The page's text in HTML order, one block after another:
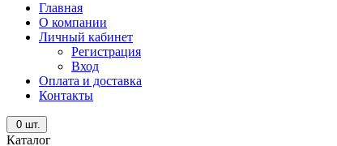
Главная
О компании
Личный кабинет
Регистрация
Вход
Оплата и доставка
Контакты
0 шт.
Каталог